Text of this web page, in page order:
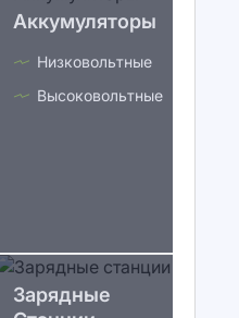
Аккумуляторы
Низковольтные
Высоковольтные
Зарядные